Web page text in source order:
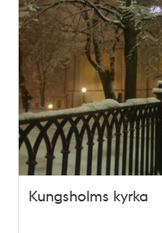
Kungsholms kyrka